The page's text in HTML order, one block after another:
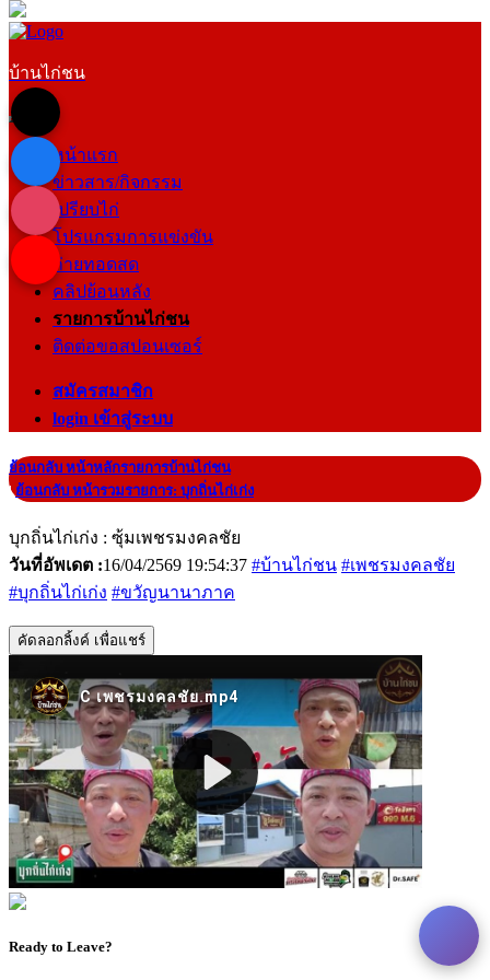
บ้านไก่ชน
หน้าแรก
ข่าวสาร/กิจกรรม
เปรียบไก่
โปรแกรมการแข่งขัน
ถ่ายทอดสด
คลิปย้อนหลัง
รายการบ้านไก่ชน
ติดต่อขอสปอนเซอร์
สมัครสมาชิก
login เข้าสู่ระบบ
ย้อนกลับ หน้าหลักรายการบ้านไก่ชน
|ย้อนกลับ หน้ารวมรายการ: บุกถิ่นไก่เก่ง
บุกถิ่นไก่เก่ง : ซุ้มเพชรมงคลชัย
วันที่อัพเดต :16/04/2569 19:54:37 #บ้านไก่ชน #เพชรมงคลชัย
#บุกถิ่นไก่เก่ง #ขวัญนานาภาค
คัดลอกลิ้งค์ เพื่อแชร์
Ready to Leave?